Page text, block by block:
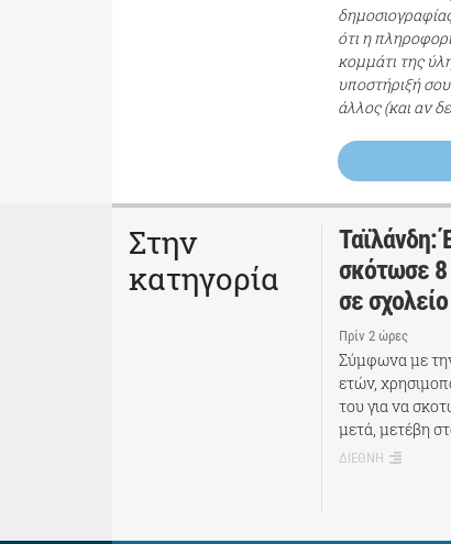
ότι η
κομμάτι της
υποστήριξή
άλλος (και αν
Στην
κατηγορία
Ταϊλάνδη:
σκότωσε 8
σε σχολείο
Πρίν 2 ώρες
Σύμφωνα με την
ετών,
του για να
μετά, μετέβη
ΔΙΕΘΝΗ